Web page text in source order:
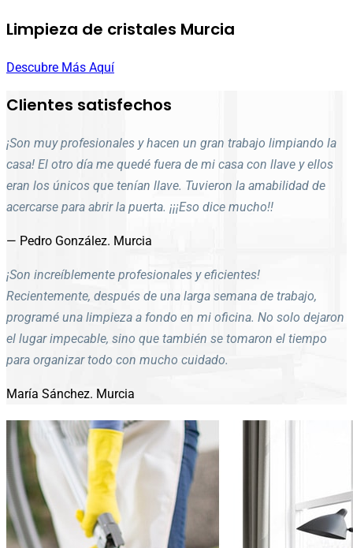
Limpieza de cristales Murcia
Descubre Más Aquí
Clientes satisfechos
¡Son muy profesionales y hacen un gran trabajo limpiando la
casa! El otro día me quedé fuera de mi casa con llave y ellos
eran los únicos que tenían llave. Tuvieron la amabilidad de
acercarse para abrir la puerta. ¡¡¡Eso dice mucho!!
— Pedro González. Murcia
¡Son increíblemente profesionales y eficientes!
Recientemente, después de una larga semana de trabajo,
programé una limpieza a fondo en mi oficina. No solo dejaron
el lugar impecable, sino que también se tomaron el tiempo
para organizar todo con mucho cuidado.
María Sánchez. Murcia